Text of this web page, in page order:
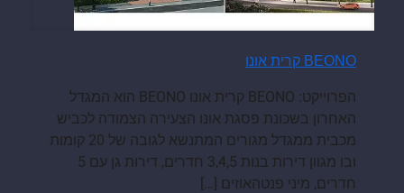
BEONO קרית אונו
הפרוייקט: BEONO קרית אונו BEONO הוא המגדל
האחרון בשכונת פסגת אונו הצעירה הצמודה לכביש
מכבית ממגדל מגורים המתנשא לגובה של 20 קומות
ובו מגוון דירות בנות 3,4,5 חדרים, דירות גן עם 5
חדרים, מיני פנטהאוזים […]